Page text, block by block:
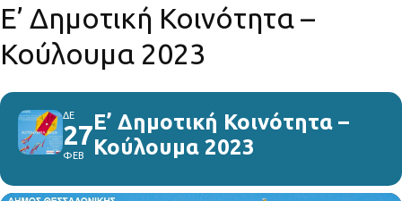
Ε’ Δημοτική Κοινότητα –
Κούλουμα 2023
ΔΕ
27
ΦΕΒ
Ε’ Δημοτική Κοινότητα –
Κούλουμα 2023